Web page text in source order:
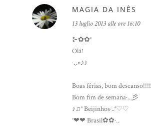
MAGIA DA INÊS
13 luglio 2013 alle ore 16:10
⊱✿✿°
Olá!
·.¸.•♪♪
Boas férias, bom descanso!!!!
Bom fim de semana·..¸彡
♪♫° Beijinhos·..°♡♡
°❤❤ Brasil✿✿·..